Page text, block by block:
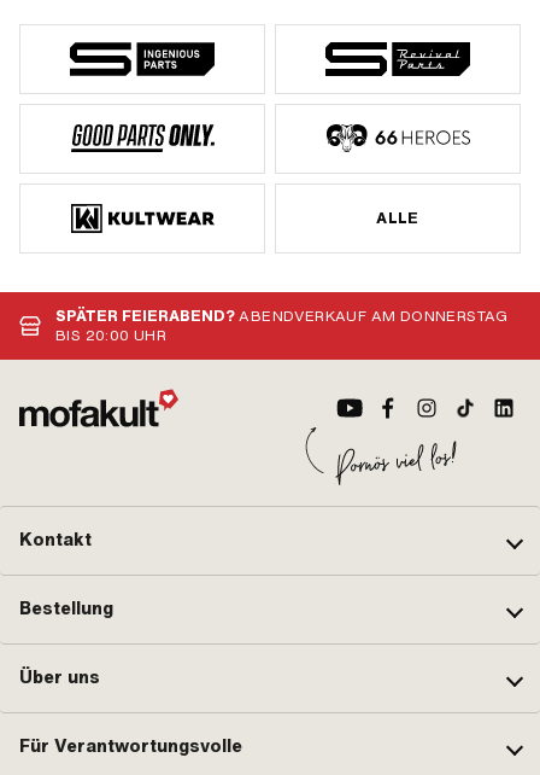
ALLE
SPÄTER FEIERABEND?ABENDVERKAUF AM DONNERSTAG
BIS 20:00 UHR
Kontakt
Bestellung
Über uns
Für Verantwortungsvolle